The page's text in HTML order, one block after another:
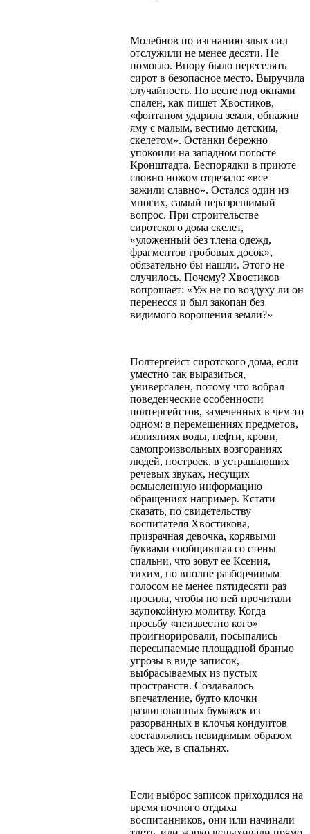
Молебнов по изгнанию злых сил
отслужили не менее десяти. Не
помогло. Впору было переселять
сирот в безопасное место. Выручила
случайность. По весне под окнами
спален, как пишет Хвостиков,
«фонтаном ударила земля, обнажив
яму с малым, вестимо детским,
скелетом». Останки бережно
упокоили на западном погосте
Кронштадта. Беспорядки в приюте
словно ножом отрезало: «все
зажили славно». Остался один из
многих, самый неразрешимый
вопрос. При строительстве
сиротского дома скелет,
«уложенный без тлена одежд,
фрагментов гробовых досок»,
обязательно бы нашли. Этого не
случилось. Почему? Хвостиков
вопрошает: «Уж не по воздуху ли он
перенесся и был закопан без
видимого ворошения земли?»
Полтергейст сиротского дома, если
уместно так выразиться,
универсален, потому что вобрал
поведенческие особенности
полтергейстов, замеченных в чем-то
одном: в перемещениях предметов,
излияниях воды, нефти, крови,
самопроизвольных возгораниях
людей, построек, в устрашающих
речевых звуках, несущих
осмысленную информацию
обращениях например. Кстати
сказать, по свидетельству
воспитателя Хвостикова,
призрачная девочка, корявыми
буквами сообщившая со стены
спальни, что зовут ее Ксения,
тихим, но вполне разборчивым
голосом не менее пятидесяти раз
просила, чтобы по ней прочитали
заупокойную молитву. Когда
просьбу «неизвестно кого»
проигнорировали, посыпались
пересыпаемые площадной бранью
угрозы в виде записок,
выбрасываемых из пустых
пространств. Создавалось
впечатление, будто клочки
разлинованных бумажек из
разорванных в клочья кондуитов
составлялись невидимым образом
здесь же, в спальнях.
Если выброс записок приходился на
время ночного отдыха
воспитанников, они или начинали